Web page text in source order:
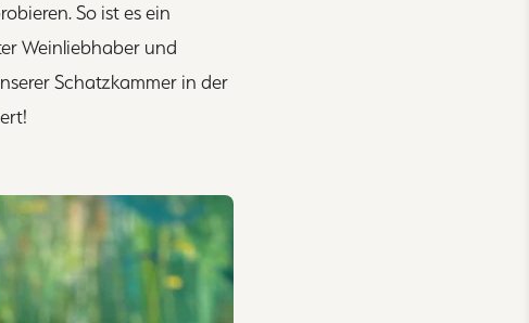
So ist es ein
Weinliebhaber und
Schatzkammer in der